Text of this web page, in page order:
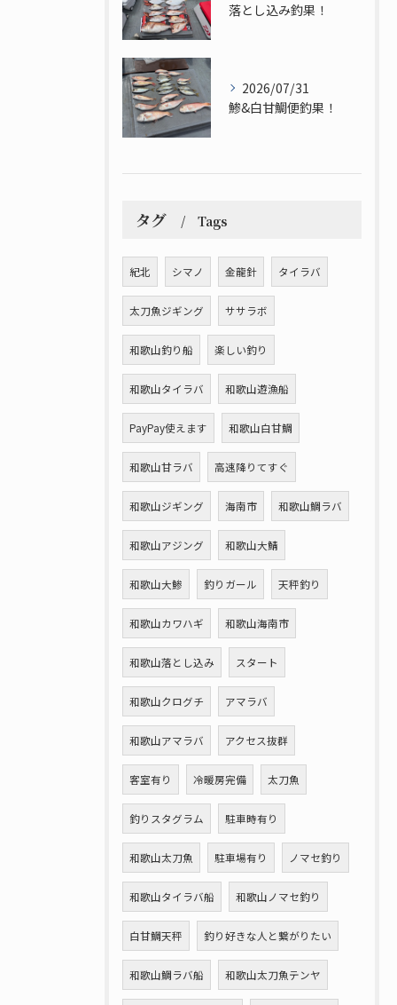
落とし込み釣果！
2026/07/31
鯵&白甘鯛便釣果！
タグ Tags
紀北 シマノ 金龍針 タイラバ
太刀魚ジギング ササラボ
和歌山釣り船 楽しい釣り
和歌山タイラバ 和歌山遊漁船
PayPay使えます 和歌山白甘鯛
和歌山甘ラバ 高速降りてすぐ
和歌山ジギング 海南市 和歌山鯛ラバ
和歌山アジング 和歌山大鯖
和歌山大鯵 釣りガール 天秤釣り
和歌山カワハギ 和歌山海南市
和歌山落とし込み スタート
和歌山クログチ アマラバ
和歌山アマラバ アクセス抜群
客室有り 冷暖房完備 太刀魚
釣りスタグラム 駐車時有り
和歌山太刀魚 駐車場有り ノマセ釣り
和歌山タイラバ船 和歌山ノマセ釣り
白甘鯛天秤 釣り好きな人と繋がりたい
和歌山鯛ラバ船 和歌山太刀魚テンヤ